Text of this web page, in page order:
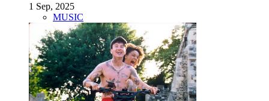
1 Sep, 2025
MUSIC